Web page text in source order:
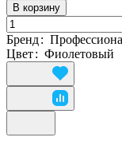
В корзину
Бренд:
Цвет: Фиолетовый